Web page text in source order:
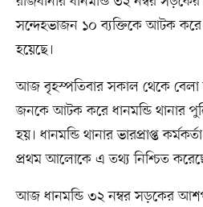
সন্দেহভাজন ১০ ব্যক্তিকে আটক
হয়েছে।
আজ বৃহস্পতিবার সকাল থেকে বেলা
জনকে আটক করে ধানমন্ডি থানার
হয়। ধানমন্ডি থানার ভারপ্রাপ্ত
প্রথম আলোকে এ তথ্য নিশ্চিত
আজ ধানমন্ডি ৩২ নম্বর সড়কের